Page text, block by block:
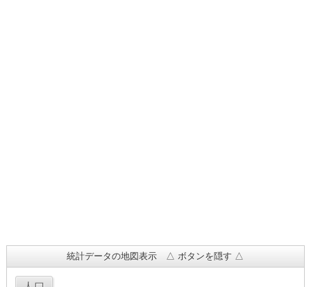
統計データの地図表示 △ ボタンを隠す △